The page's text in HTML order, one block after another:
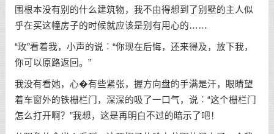
围根本没有别的什么建筑物，我不由得想到了别墅的主人似
乎在买这幢房子的时候就应该是别有用心的……
“玫”看着我，小声的说︰“你现在后悔，还来得及，放下我，
你可以原路返回。”
我没有看她，心�有些紧张，握方向盘的手满是汗，眼睛望
着车窗外的铁栅栏门，深深的吸了一口气，说︰“这个栅栏门
怎么打开啊？”我想，这是再明白不过的暗示了吧！